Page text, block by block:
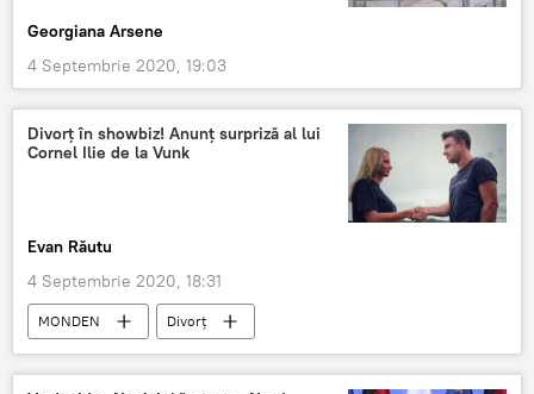
Georgiana Arsene
4 Septembrie 2020, 19:03
Divorț în showbiz! Anunț surpriză al lui
Cornel Ilie de la Vunk
Evan Răutu
4 Septembrie 2020, 18:31
MONDEN Divorț